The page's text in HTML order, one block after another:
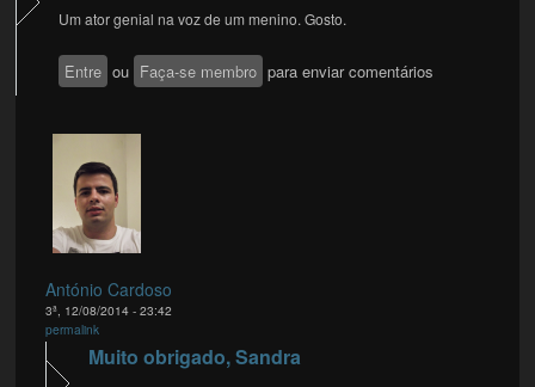
Um ator genial na voz de um menino. Gosto.
Entre ou Faça-se membro para enviar comentários
António Cardoso
3ª, 12/08/2014 - 23:42
permalink
Muito obrigado, Sandra